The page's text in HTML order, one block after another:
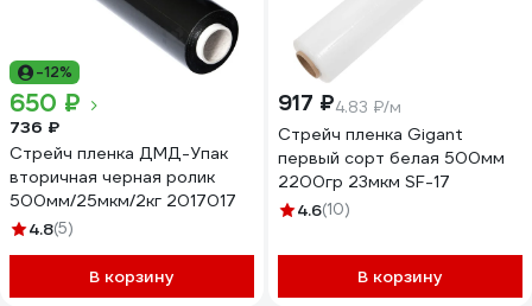
-12%
650 ₽
736 ₽
Стрейч пленка ДМД-Упак
вторичная черная ролик
500мм/25мкм/2кг 2017017
4.8(5)
В корзину
917 ₽4.83 ₽/м
Стрейч пленка Gigant
первый сорт белая 500мм
2200гр 23мкм SF-17
4.6(10)
В корзину